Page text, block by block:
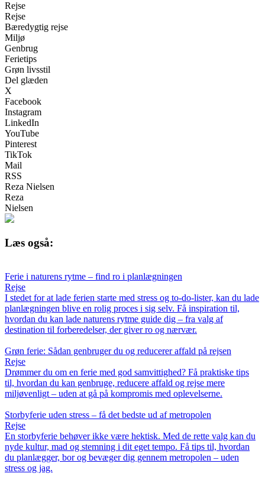
Rejse
Rejse
Bæredygtig rejse
Miljø
Genbrug
Ferietips
Grøn livsstil
Del glæden
X
Facebook
Instagram
LinkedIn
YouTube
Pinterest
TikTok
Mail
RSS
Reza Nielsen
Reza
Nielsen
Læs også:
Ferie i naturens rytme – find ro i planlægningen
Rejse
I stedet for at lade ferien starte med stress og to-do-lister, kan du lade
planlægningen blive en rolig proces i sig selv. Få inspiration til,
hvordan du kan lade naturens rytme guide dig – fra valg af
destination til forberedelser, der giver ro og nærvær.
Grøn ferie: Sådan genbruger du og reducerer affald på rejsen
Rejse
Drømmer du om en ferie med god samvittighed? Få praktiske tips
til, hvordan du kan genbruge, reducere affald og rejse mere
miljøvenligt – uden at gå på kompromis med oplevelserne.
Storbyferie uden stress – få det bedste ud af metropolen
Rejse
En storbyferie behøver ikke være hektisk. Med de rette valg kan du
nyde kultur, mad og stemning i dit eget tempo. Få tips til, hvordan
du planlægger, bor og bevæger dig gennem metropolen – uden
stress og jag.